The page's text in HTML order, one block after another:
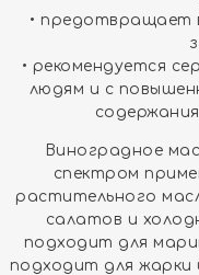
• предотвращает
• рекомендуется
людям и с
Виноградное
спектром
растительного
салатов и
подходит для
подходит для жарки